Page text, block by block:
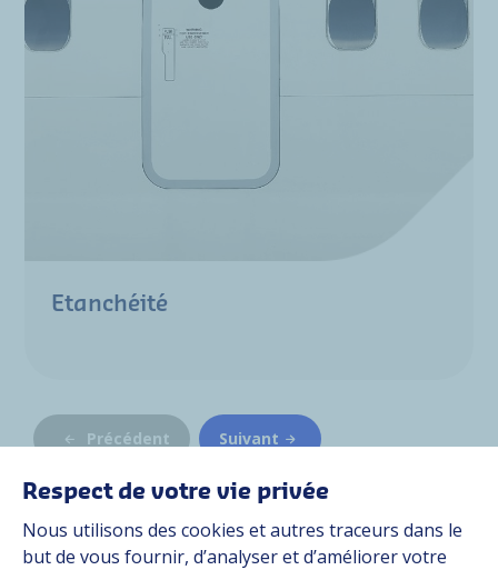
Etanchéité
Précédent Suivant
Respect de votre vie privée
Nous utilisons des cookies et autres traceurs dans le
but de vous fournir, d’analyser et d’améliorer votre